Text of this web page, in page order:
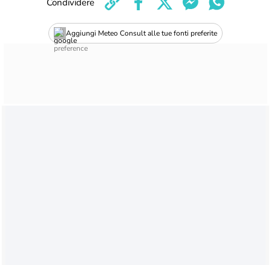
Aggiungi Meteo Consult alle tue fonti preferite
Condividere